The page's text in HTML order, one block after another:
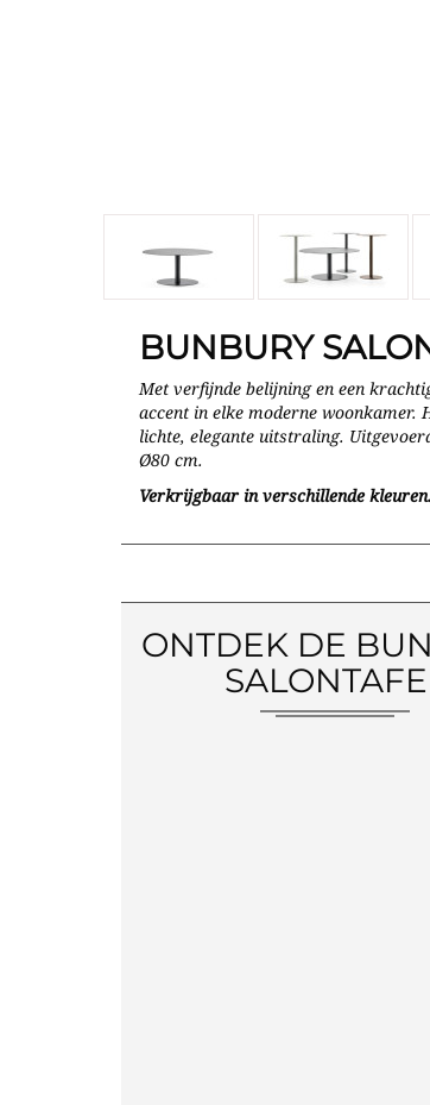
BUNBURY
Met verfijnde belijning en een
accent in elke moderne woonkamer.
lichte, elegante uitstraling.
Ø80 cm.
Verkrijgbaar in verschillende kleuren.
ONTDEK DE